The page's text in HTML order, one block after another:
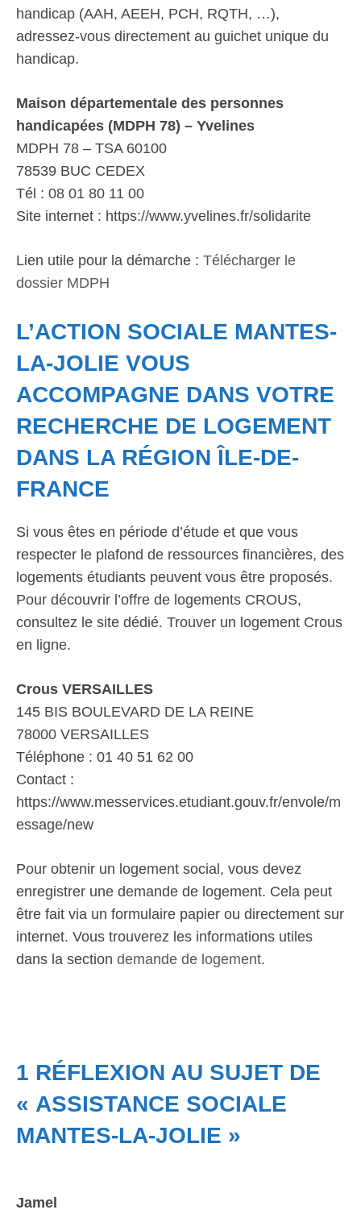
handicap (AAH, AEEH, PCH, RQTH, …),
adressez-vous directement au guichet unique du
handicap.
Maison départementale des personnes
handicapées (MDPH 78) – Yvelines
MDPH 78 – TSA 60100
78539 BUC CEDEX
Tél : 08 01 80 11 00
Site internet : https://www.yvelines.fr/solidarite
Lien utile pour la démarche : Télécharger le
dossier MDPH
L’ACTION SOCIALE MANTES-
LA-JOLIE VOUS
ACCOMPAGNE DANS VOTRE
RECHERCHE DE LOGEMENT
DANS LA RÉGION ÎLE-DE-
FRANCE
Si vous êtes en période d’étude et que vous
respecter le plafond de ressources financières, des
logements étudiants peuvent vous être proposés.
Pour découvrir l’offre de logements CROUS,
consultez le site dédié. Trouver un logement Crous
en ligne.
Crous VERSAILLES
145 BIS BOULEVARD DE LA REINE
78000 VERSAILLES
Téléphone : 01 40 51 62 00
Contact :
https://www.messervices.etudiant.gouv.fr/envole/m
essage/new
Pour obtenir un logement social, vous devez
enregistrer une demande de logement. Cela peut
être fait via un formulaire papier ou directement sur
internet. Vous trouverez les informations utiles
dans la section demande de logement.
1 RÉFLEXION AU SUJET DE
« ASSISTANCE SOCIALE
MANTES-LA-JOLIE »
Jamel